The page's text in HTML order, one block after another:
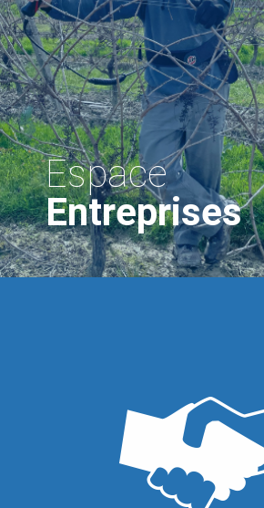
Espace
Entreprises